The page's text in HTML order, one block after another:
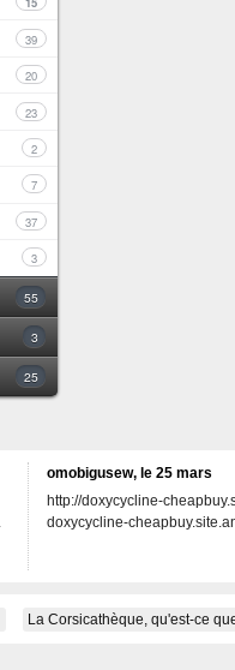
39
20
23
2
7
37
3
55
3
25
omobigusew, le 25 mars
http://doxycycline-
doxycycline-
La Corsicathèque, qu'est-ce